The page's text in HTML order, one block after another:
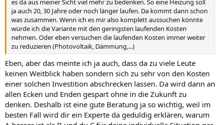
es da aus meiner Sicht viel mehr zu bedenken. So eine Heizung soll
ja auch 20, 30 Jahre oder noch länger laufen. Da kommt dann schon
was zusammen. Wenn ich es mir also komplett aussuchen könnte
würde ich die Variante mit den geringsten laufenden Kosten
nehmen. Oder eben versuchen die laufenden Kosten immer weiter
zu reduzieren (Photovoltaik, Dämmung,...)
Eben, aber das meinte ich ja auch, dass da zu viele Leute
keinen Weitblick haben sondern sich zu sehr von den Kosten
einer solchen Investition abschrecken lassen. Da wird dann an
allen Ecken und Enden gespart ohne in die Zukunft zu
denken. Deshalb ist eine gute Beratung ja so wichtig, weil im
besten Fall wird dir ein Experte da geduldig erklären, warum